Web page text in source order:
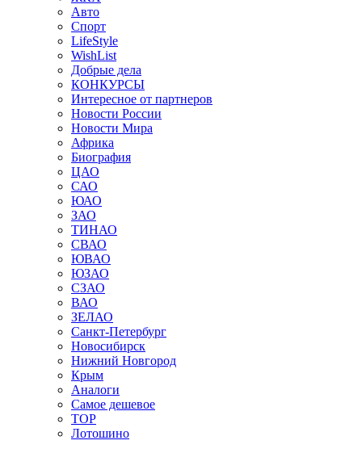
Авто
Спорт
LifeStyle
WishList
Добрые дела
КОНКУРСЫ
Интересное от партнеров
Новости России
Новости Мира
Африка
Биография
ЦАО
САО
ЮАО
ЗАО
ТИНАО
СВАО
ЮВАО
ЮЗАО
СЗАО
ВАО
ЗЕЛАО
Санкт-Петербург
Новосибирск
Нижний Новгород
Крым
Аналоги
Самое дешевое
TOP
Лотошино